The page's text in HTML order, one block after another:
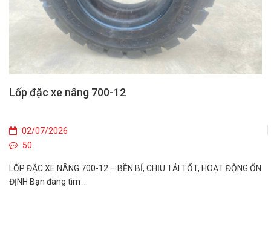
Lốp đặc xe nâng 700-12
02/07/2026
50
LỐP ĐẶC XE NÂNG 700-12 – BỀN BỈ, CHỊU TẢI TỐT, HOẠT ĐỘNG ỔN
ĐỊNH Bạn đang tìm ...